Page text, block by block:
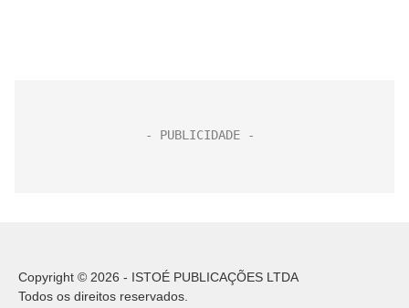
Copyright © 2026 - ISTOÉ PUBLICAÇÕES LTDA
Todos os direitos reservados.